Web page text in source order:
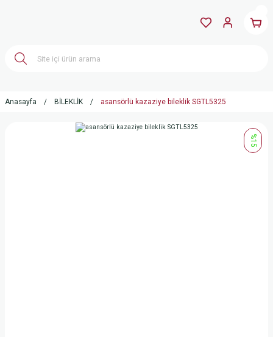
Anasayfa BİLEKLİK asansörlü kazaziye bileklik SGTL5325
%15